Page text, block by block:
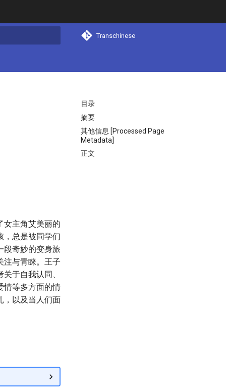
Transchinese
目录
摘要
其他信息 [Processed Page
Metadata]
正文
女主角艾美丽的
，总是被同学们
段奇妙的变身旅
注与青睐。王子
于自我认同、
情等多方面的情
，以及当人们面